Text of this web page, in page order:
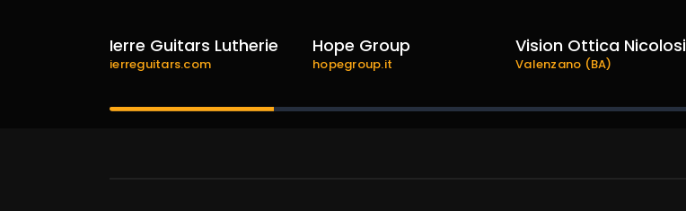
Ierre Guitars Lutherie
ierreguitars.com
Hope Group
hopegroup.it
Vision Ottica Nicolosi
Valenzano (BA)